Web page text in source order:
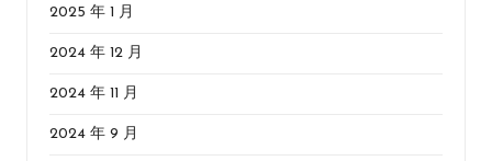
2025 年 1 月
2024 年 12 月
2024 年 11 月
2024 年 9 月